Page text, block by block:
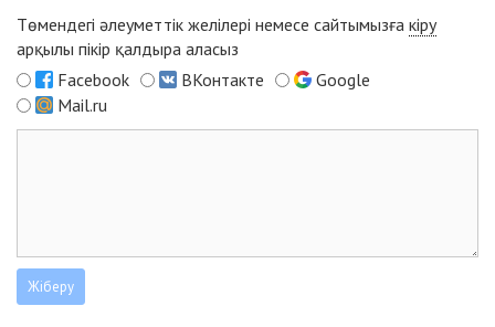
Төмендегі әлеуметтік желілері немесе сайтымызға кіру
арқылы пікір қалдыра аласыз
Facebook
ВКонтакте
Google
Mail.ru